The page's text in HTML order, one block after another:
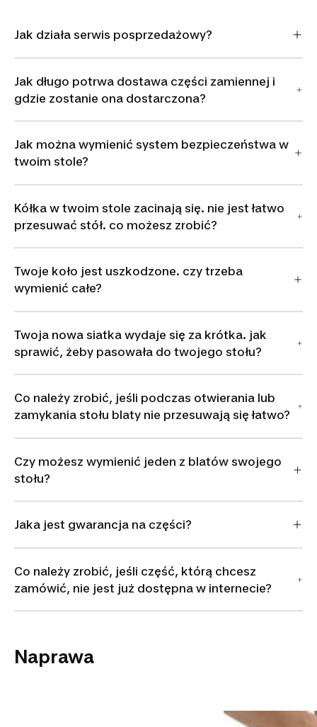
Jak działa serwis posprzedażowy?
Jak długo potrwa dostawa części zamiennej i
gdzie zostanie ona dostarczona?
Jak można wymienić system bezpieczeństwa w
twoim stole?
Kółka w twoim stole zacinają się. nie jest łatwo
przesuwać stół. co możesz zrobić?
Twoje koło jest uszkodzone. czy trzeba
wymienić całe?
Twoja nowa siatka wydaje się za krótka. jak
sprawić, żeby pasowała do twojego stołu?
Co należy zrobić, jeśli podczas otwierania lub
zamykania stołu blaty nie przesuwają się łatwo?
Czy możesz wymienić jeden z blatów swojego
stołu?
Jaka jest gwarancja na części?
Co należy zrobić, jeśli część, którą chcesz
zamówić, nie jest już dostępna w internecie?
Naprawa